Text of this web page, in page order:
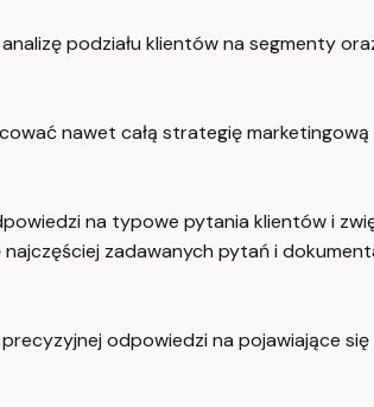
podziału klientów na segmenty
nawet całą strategię
na typowe pytania klientów i
zadawanych pytań i
odpowiedzi na pojawiające